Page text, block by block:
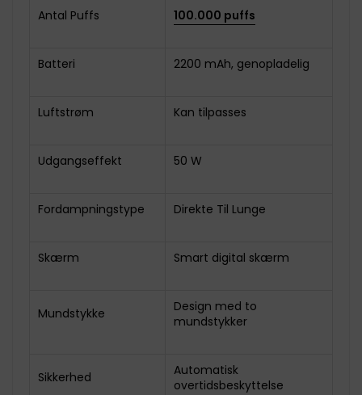
Antal Puffs 100.000 puffs
Batteri 2200 mAh, genopladelig
Luftstrøm Kan tilpasses
Udgangseffekt 50 W
Fordampningstype Direkte Til Lunge
Skærm Smart digital skærm
Mundstykke
Design med to
mundstykker
Sikkerhed
Automatisk
overtidsbeskyttelse